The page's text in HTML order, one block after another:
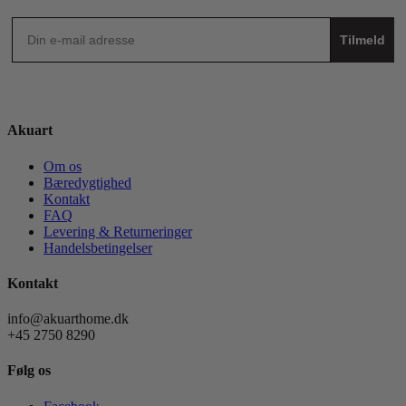
Tilmeld
Akuart
Om os
Bæredygtighed
Kontakt
FAQ
Levering & Returneringer
Handelsbetingelser
Kontakt
info@akuarthome.dk
+45 2750 8290
Følg os